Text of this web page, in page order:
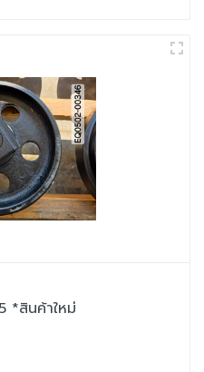
*สินค้าใหม่